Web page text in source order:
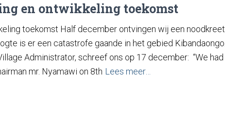
en ontwikkeling toekomst
toekomst Half december ontvingen wij een noodkreet
is er een catastrofe gaande in het gebied Kibandaongo.
Administrator, schreef ons op 17 december: “We had
mr. Nyamawi on 8th Lees meer…